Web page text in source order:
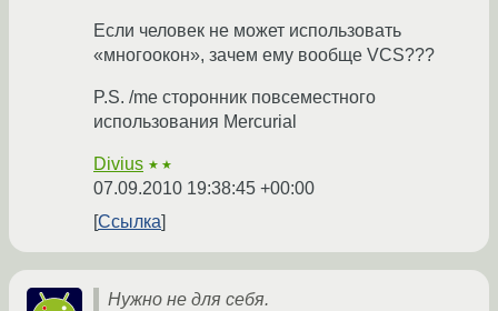
Если человек не может использовать
«многоокон», зачем ему вообще VCS???
P.S. /me сторонник повсеместного
использования Mercurial
Divius ★★
07.09.2010 19:38:45 +00:00
Ссылка
Нужно не для себя.